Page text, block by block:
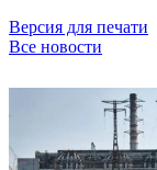
Версия для печати
Все новости